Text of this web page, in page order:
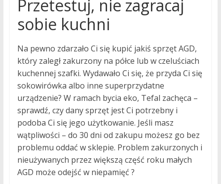
Przetestuj, nie zagracaj
sobie kuchni
Na pewno zdarzało Ci się kupić jakiś sprzęt AGD,
który zaległ zakurzony na półce lub w czeluściach
kuchennej szafki. Wydawało Ci się, że przyda Ci się
sokowirówka albo inne superprzydatne
urządzenie? W ramach bycia eko, Tefal zachęca –
sprawdź, czy dany sprzęt jest Ci potrzebny i
podoba Ci się jego użytkowanie. Jeśli masz
wątpliwości – do 30 dni od zakupu możesz go bez
problemu oddać w sklepie. Problem zakurzonych i
nieużywanych przez większą część roku małych
AGD może odejść w niepamięć ?